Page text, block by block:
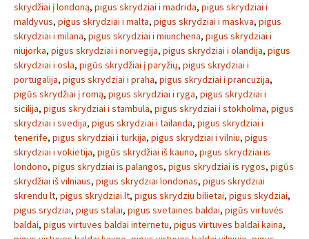
skrydžiai į londoną, pigus skrydziai i madrida, pigus skrydziai i
maldyvus, pigus skrydziai i malta, pigus skrydziai i maskva, pigus
skrydziai i milana, pigus skrydziai i miunchena, pigus skrydziai i
niujorka, pigus skrydziai i norvegija, pigus skrydziai i olandija, pigus
skrydziai i osla, pigūs skrydžiai į paryžių, pigus skrydziai i
portugalija, pigus skrydziai i praha, pigus skrydziai i prancuzija,
pigūs skrydžiai į romą, pigus skrydziai i ryga, pigus skrydziai i
sicilija, pigus skrydziai i stambula, pigus skrydziai i stokholma, pigus
skrydziai i svedija, pigus skrydziai i tailanda, pigus skrydziai i
tenerife, pigus skrydziai i turkija, pigus skrydziai i vilniu, pigus
skrydziai i vokietija, pigūs skrydžiai iš kauno, pigus skrydziai is
londono, pigus skrydziai is palangos, pigus skrydziai is rygos, pigūs
skrydžiai iš vilniaus, pigus skrydziai londonas, pigus skrydziai
skrendu lt, pigus skrydziai.lt, pigus skrydziu bilietai, pigus skydziai,
pigus srydziai, pigus stalai, pigus svetaines baldai, pigūs virtuvės
baldai, pigus virtuves baldai internetu, pigus virtuves baldai kaina,